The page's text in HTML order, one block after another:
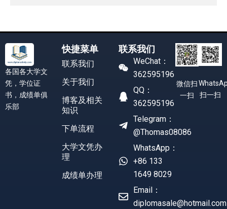
各国各大学文
凭，学位证
书，成绩单俱
乐部
快捷菜单
联系我们
关于我们
博客及相关
知识
下单流程
大学文凭办
理
成绩单办理
联系我们
WeChat：
362595196
QQ：
362595196
Telegram：
@Thomas08086
WhatsApp：
+86 133
1649 8029
Email：
diplomasale@hotmail.com
微信扫
一扫
扫一扫